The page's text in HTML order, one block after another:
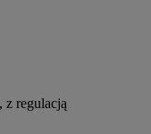
z regulacją